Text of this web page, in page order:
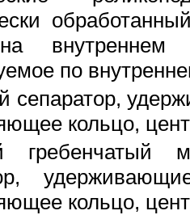
внутреннем
по
сепаратор,
кольцо,
гребенчатый
кольцо,